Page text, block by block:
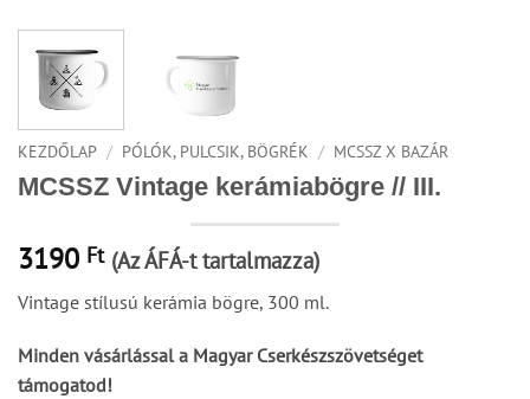
KEZDŐLAP / PÓLÓK, PULCSIK, BÖGRÉK / MCSSZ X BAZÁR
MCSSZ Vintage kerámiabögre // III.
3190 Ft (Az ÁFÁ-t tartalmazza)
Vintage stílusú kerámia bögre, 300 ml.
Minden vásárlással a Magyar Cserkészszövetséget
támogatod!